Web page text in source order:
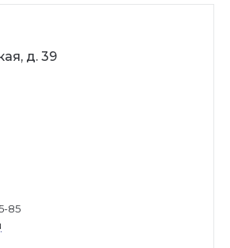
д. 39
85